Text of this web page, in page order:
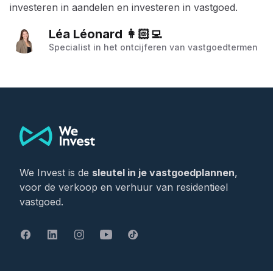
investeren in aandelen en investeren in vastgoed.
Léa Léonard 👩🏻‍💻
Specialist in het ontcijferen van vastgoedtermen
We Invest is de sleutel in je vastgoedplannen,
voor de verkoop en verhuur van residentieel
vastgoed.